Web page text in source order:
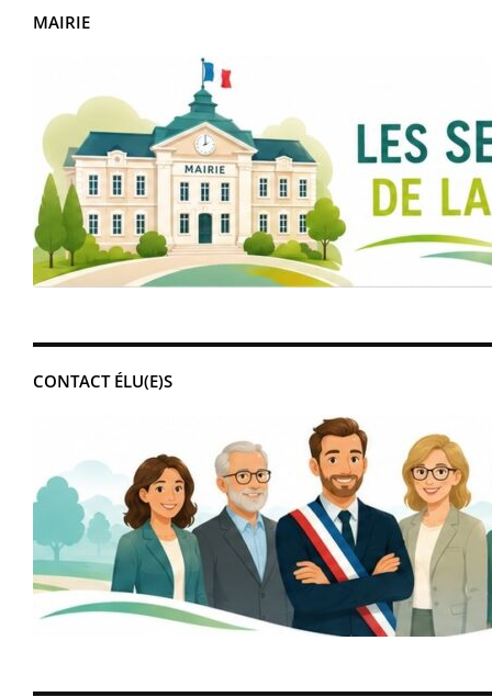
MAIRIE
CONTACT ÉLU(E)S